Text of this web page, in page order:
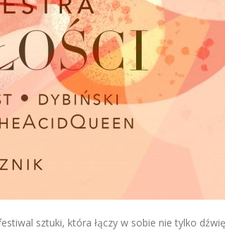
sztuki, która łączy w sobie nie tylko